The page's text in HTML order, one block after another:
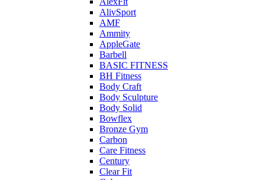
AlivSport
AMF
Ammity
AppleGate
Barbell
BASIC FITNESS
BH Fitness
Body Craft
Body Sculpture
Body Solid
Bowflex
Bronze Gym
Carbon
Care Fitness
Century
Clear Fit